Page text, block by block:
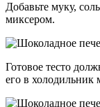
Добавьте муку,
миксером.
Готовое тесто
его в холодильник